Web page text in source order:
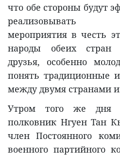
что обе стороны будут
реализовывать
мероприятия в честь
народы обеих стран
друзья, особенно
понять традиционные
между двумя странами
Утром того же дня
полковник Нгуен Тан
член Постоянного
военного партийного